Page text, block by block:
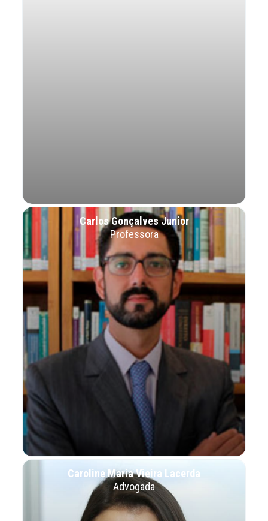
Carlos Gonçalves Junior
Professora
Caroline Maria Vieira Lacerda
Advogada